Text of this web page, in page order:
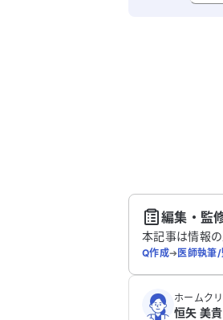
こちらは
編集・監
本記事は情報
Q作成➔医師執筆
ホームク
恒矢 美